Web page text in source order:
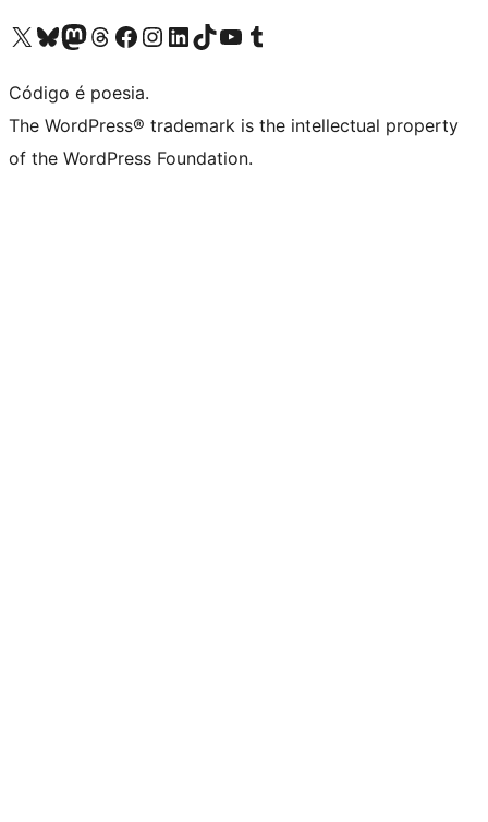
Visite a nossa conta X (antigo Twitter)
Visit our Bluesky account
Visit our Mastodon account
Visit our Threads account
Visite a nossa página do Facebook
Visite a nossa conta no Instagram
Visite a nossa conta no LinkedIn
Visit our TikTok account
Visit our YouTube channel
Visit our Tumblr account
Código é poesia.
The WordPress® trademark is the intellectual property
of the WordPress Foundation.